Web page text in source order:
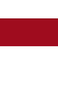
Perú